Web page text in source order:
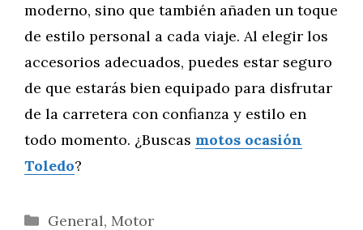
moderno, sino que también añaden un toque
de estilo personal a cada viaje. Al elegir los
accesorios adecuados, puedes estar seguro
de que estarás bien equipado para disfrutar
de la carretera con confianza y estilo en
todo momento. ¿Buscas motos ocasión
Toledo?
Categorías
General, Motor